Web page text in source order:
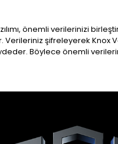
önemli verilerinizi
şifreleyerek Knox
Böylece önemli